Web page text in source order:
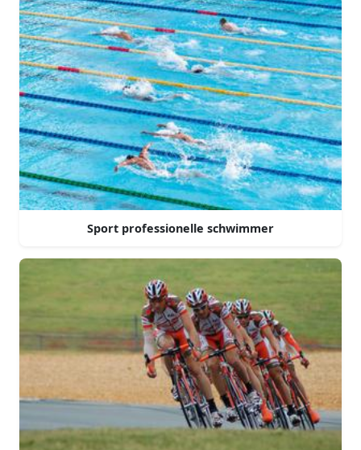
Sport professionelle schwimmer